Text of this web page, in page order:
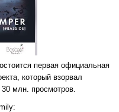
первая официальная
который взорвал
млн. просмотров.